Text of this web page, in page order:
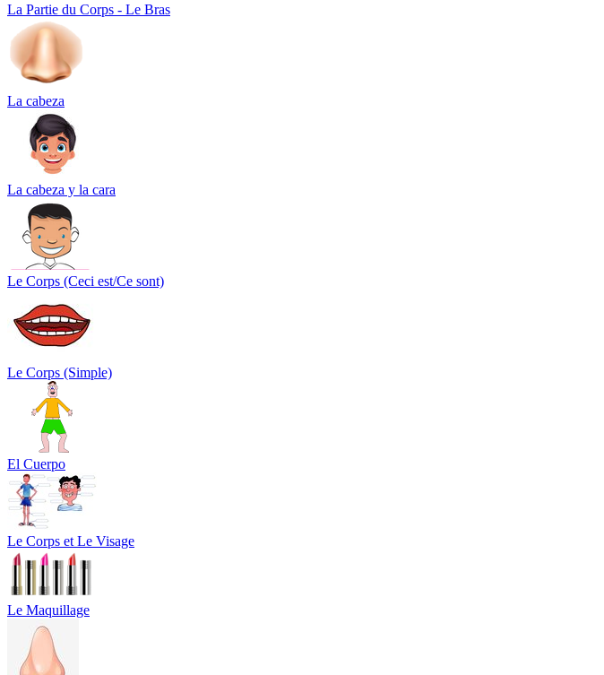
La Partie du Corps - Le Bras
La cabeza
La cabeza y la cara
Le Corps (Ceci est/Ce sont)
Le Corps (Simple)
El Cuerpo
Le Corps et Le Visage
Le Maquillage